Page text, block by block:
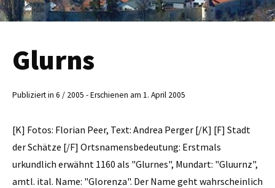
Glurns
Publiziert in 6 / 2005 - Erschienen am 1. April 2005
[K] Fotos: Florian Peer, Text: Andrea Perger [/K] [F] Stadt
der Schätze [/F] Ortsnamensbedeutung: Erstmals
urkundlich erwähnt 1160 als "Glurnes", Mundart: "Gluurnz",
amtl. ital. Name: "Glorenza". Der Name geht wahrscheinlich